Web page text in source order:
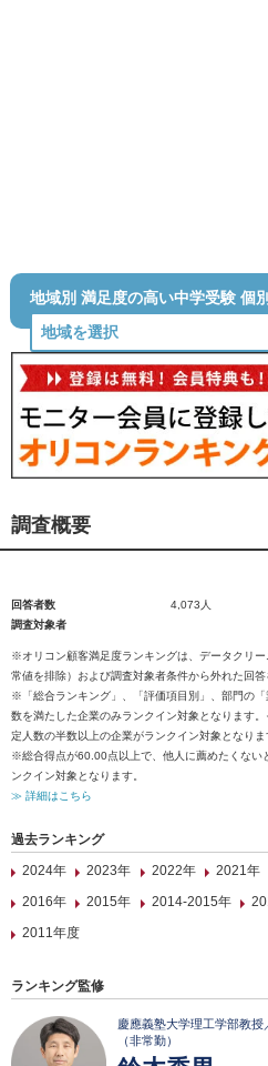
地域別 満足度の高い中学受験 個
調査概要
回答者数
4,073人
調査対象者
※オリコン顧客満足度ランキングは、データクリ
常値を排除）および調査対象者条件から外れた回答
※「総合ランキング」、「評価項目別」、部門の
数を満たした企業のみランクイン対象となります
定人数の半数以上の企業がランクイン対象となりま
※総合得点が60.00点以上で、他人に薦めたくない
ンクイン対象となります。
≫ 詳細はこちら
過去ランキング
2024年
2023年 2022年 2021年
2016年
2015年 2014-2015年
2011年度
ランキング監修
慶應義塾大学理工学部教
（非常勤）